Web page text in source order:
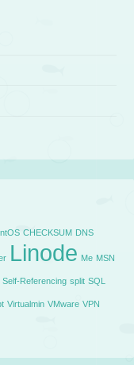
CHECKSUM DNS
Linode Me MSN
Self-Referencing split SQL
Virtualmin VMware VPN